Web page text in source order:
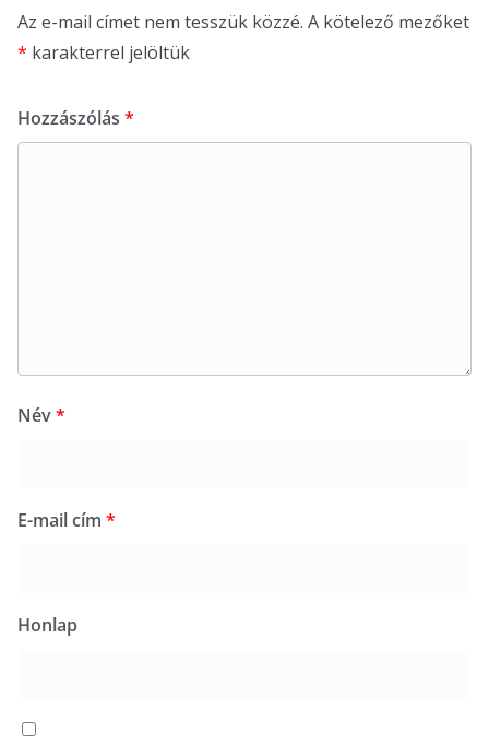
Az e-mail címet nem tesszük közzé. A kötelező mezőket
* karakterrel jelöltük
Hozzászólás *
Név*
E-mail cím *
Honlap